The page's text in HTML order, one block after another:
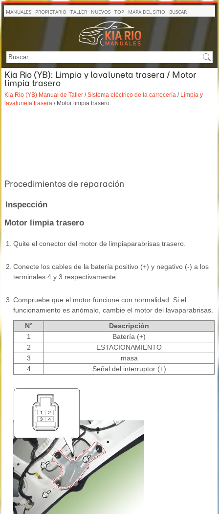
MANUALES PROPIETARIO TALLER NUEVOS TOP MAPA DEL SITIO BUSCAR
Kia Rio (YB): Limpia y lavaluneta trasera / Motor
limpia trasero
Kia Rio (YB) Manual de Taller /Sistema eléctrico de la carrocería / Limpia y
lavaluneta trasera / Motor limpia trasero
Procedimientos de reparación
Inspección
Motor limpia trasero
1. Quite el conector del motor de limpiaparabrisas trasero.
2. Conecte los cables de la batería positivo (+) y negativo (-) a los
terminales 4 y 3 respectivamente.
3. Compruebe que el motor funcione con normalidad. Si el
funcionamiento es anómalo, cambie el motor del lavaparabrisas.
N°
Descripción
1
Batería (+)
2
ESTACIONAMIENTO
3
masa
4
Señal del interruptor (+)